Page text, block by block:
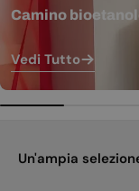
Camino
Vedi Tutto
Un'ampia